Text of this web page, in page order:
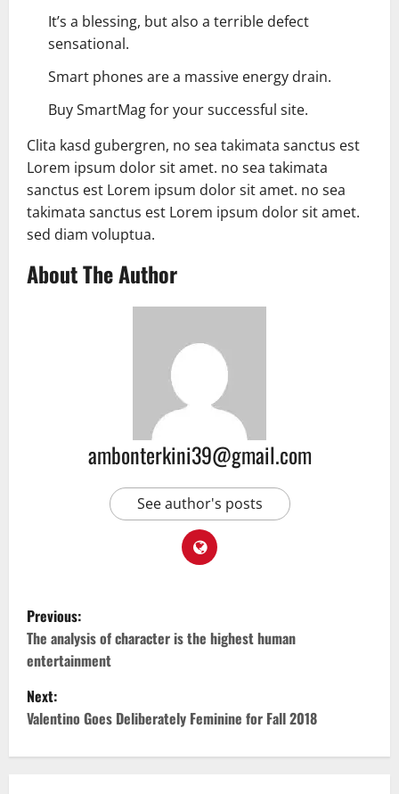
It’s a blessing, but also a terrible defect
sensational.
Smart phones are a massive energy drain.
Buy SmartMag for your successful site.
Clita kasd gubergren, no sea takimata sanctus est
Lorem ipsum dolor sit amet. no sea takimata
sanctus est Lorem ipsum dolor sit amet. no sea
takimata sanctus est Lorem ipsum dolor sit amet.
sed diam voluptua.
About The Author
ambonterkini39@gmail.com
See author's posts
Previous:
The analysis of character is the highest human
entertainment
Next:
Valentino Goes Deliberately Feminine for Fall 2018